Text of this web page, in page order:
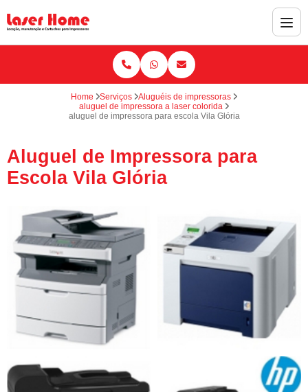
Home Serviços
Aluguéis de impressoras
aluguel de impressora a laser colorida
aluguel de impressora para escola Vila Glória
Aluguel de Impressora para
Escola Vila Glória